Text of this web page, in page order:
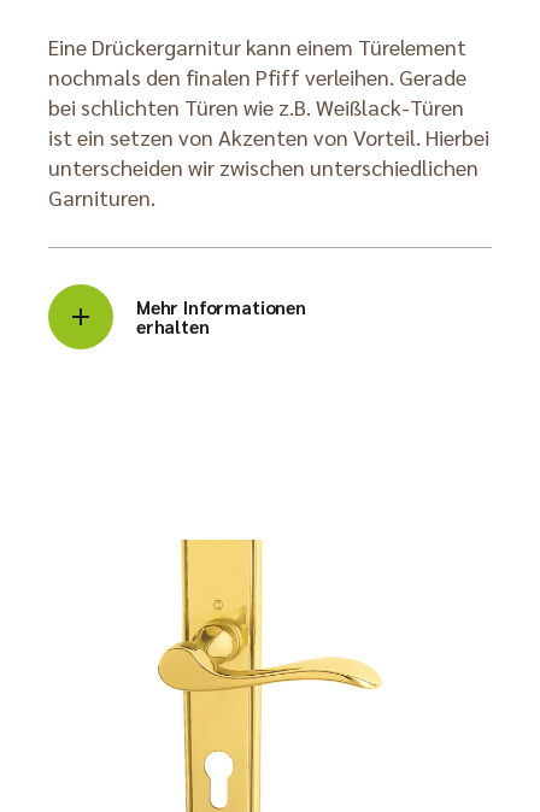
Eine Drückergarnitur kann einem Türelement
nochmals den finalen Pfiff verleihen. Gerade
bei schlichten Türen wie z.B. Weißlack-Türen
ist ein setzen von Akzenten von Vorteil. Hierbei
unterscheiden wir zwischen unterschiedlichen
Garnituren.
Mehr Informationen
erhalten